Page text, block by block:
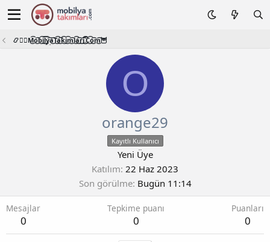
📿🧙‍♂️M͜͡o͜͡b͜͡i͜͡l͜͡y͜͡a͜͡T͜͡a͜͡k͜͡i͜͡m͜͡l͜͡a͜͡r͜͡i͜͡.͜͡C͜͡o͜͡m͜͡🦉
O
orange29
Kayıtlı Kullanıcı
Yeni Üye
Katılım 22 Haz 2023
Son görülme Bugün 11:14
Mesajlar
0
Tepkime puanı
0
Puanları
0